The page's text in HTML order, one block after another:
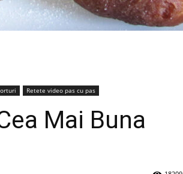
Retete video pas cu pas
Mai Buna